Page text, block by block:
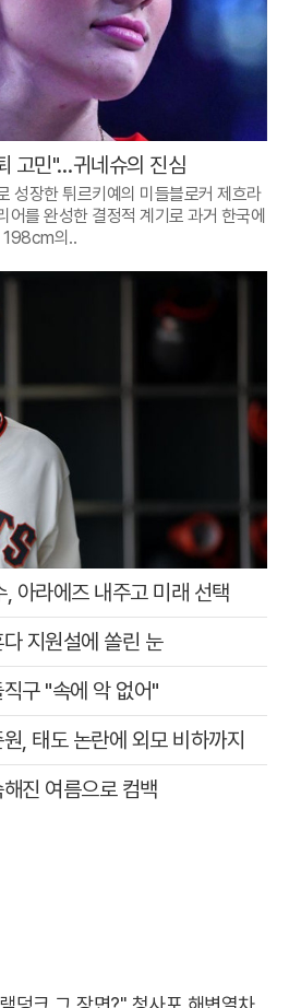
고민"…귀네슈의 진심
성장한 튀르키예의 미들블로커 제흐라
어를 완성한 결정적 계기로 과거 한국에
198cm의..
아라에즈 내주고 미래 선택
지원설에 쏠린 눈
구 "속에 악 없어"
, 태도 논란에 외모 비하까지
진 여름으로 컴백